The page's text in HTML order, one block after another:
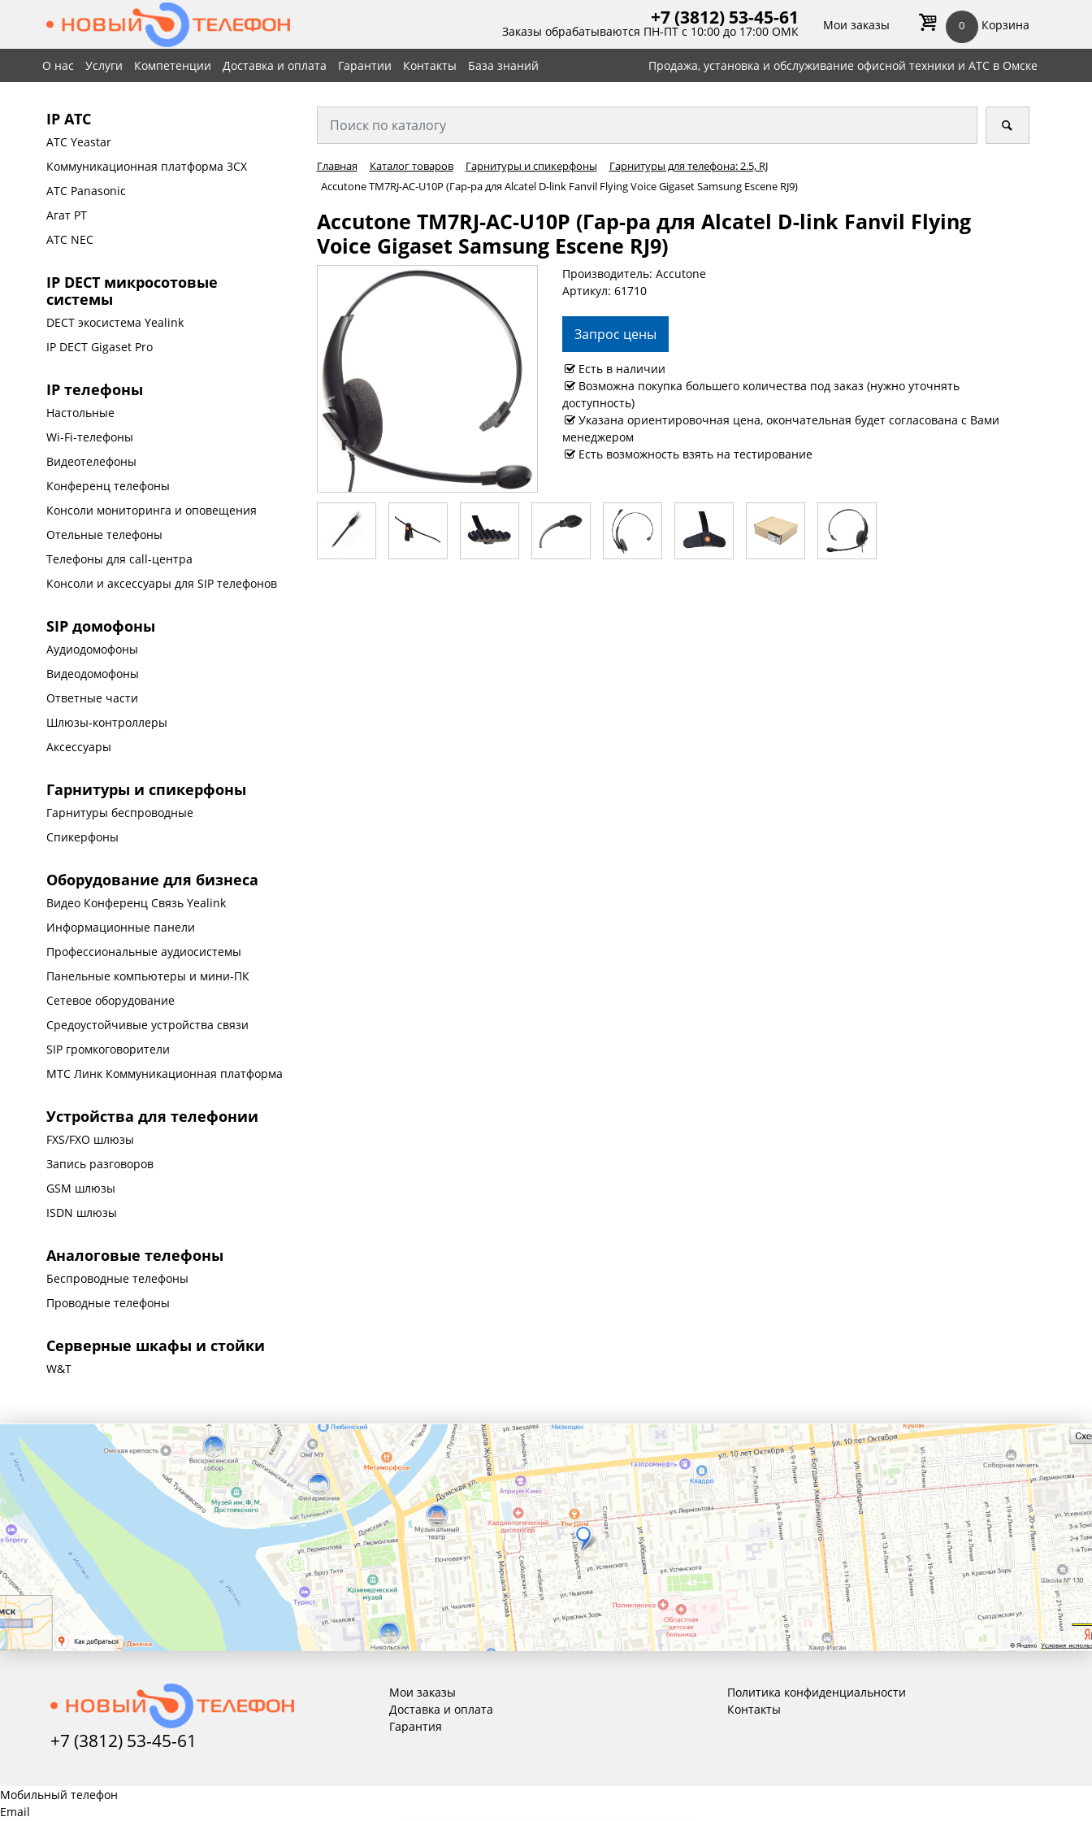
+7 (3812) 53-45-61
Заказы обрабатываются ПН-ПТ с 10:00 до 17:00 ОМК Мои заказы 0 Корзина
О нас Услуги Компетенции Доставка и оплата Гарантии Контакты База знаний Продажа, установка и обслуживание офисной техники и АТС в Омске
IP АТС
АТС Yeastar
Коммуникационная платформа 3CX
АТС Panasonic
Агат РТ
АТС NEC
IP DECT микросотовые
системы
DECT экосистема Yealink
IP DECT Gigaset Pro
IP телефоны
Настольные
Wi-Fi-телефоны
Видеотелефоны
Конференц телефоны
Консоли мониторинга и оповещения
Отельные телефоны
Телефоны для call-центра
Консоли и аксессуары для SIP телефонов
SIP домофоны
Аудиодомофоны
Видеодомофоны
Ответные части
Шлюзы-контроллеры
Аксессуары
Гарнитуры и спикерфоны
Гарнитуры беспроводные
Спикерфоны
Оборудование для бизнеса
Видео Конференц Связь Yealink
Информационные панели
Профессиональные аудиосистемы
Панельные компьютеры и мини-ПК
Сетевое оборудование
Средоустойчивые устройства связи
SIP громкоговорители
МТС Линк Коммуникационная платформа
Устройства для телефонии
FXS/FXO шлюзы
Запись разговоров
GSM шлюзы
ISDN шлюзы
Аналоговые телефоны
Беспроводные телефоны
Проводные телефоны
Серверные шкафы и стойки
W&T
Главная Каталог товаров Гарнитуры и спикерфоны
Гарнитуры для телефона: 2.5, RJ
Accutone TM7RJ-AC-U10P (Гар-ра для Alcatel D-link Fanvil Flying Voice Gigaset Samsung Escene RJ9)
Accutone TM7RJ-AC-U10P (Гар-ра для Alcatel D-link Fanvil Flying
Voice Gigaset Samsung Escene RJ9)
Производитель: Accutone
Артикул: 61710
Запрос цены
Есть в наличии
Возможна покупка большего количества под заказ (нужно уточнять
доступность)
Указана ориентировочная цена, окончательная будет согласована с Вами
менеджером
Есть возможность взять на тестирование
+7 (3812) 53-45-61
Мои заказы
Доставка и оплата
Гарантия
Политика конфиденциальности
Контакты
Мобильный телефон
Email